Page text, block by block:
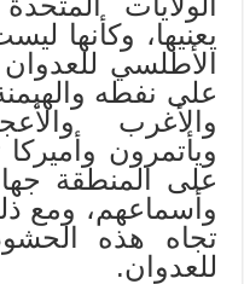
يعنيها، وكأنها
الأطلسي للعدوان
على نفطه
والأغرب
ويأتمرون
على المنطقة
وأسماعهم، ومع
تجاه هذه
للعدوان.